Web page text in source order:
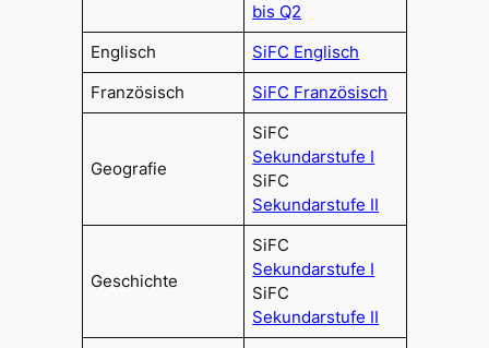
bis Q2
Englisch SiFC Englisch
Französisch SiFC Französisch
Geografie
SiFC
Sekundarstufe I
SiFC
Sekundarstufe II
Geschichte
SiFC
Sekundarstufe I
SiFC
Sekundarstufe II